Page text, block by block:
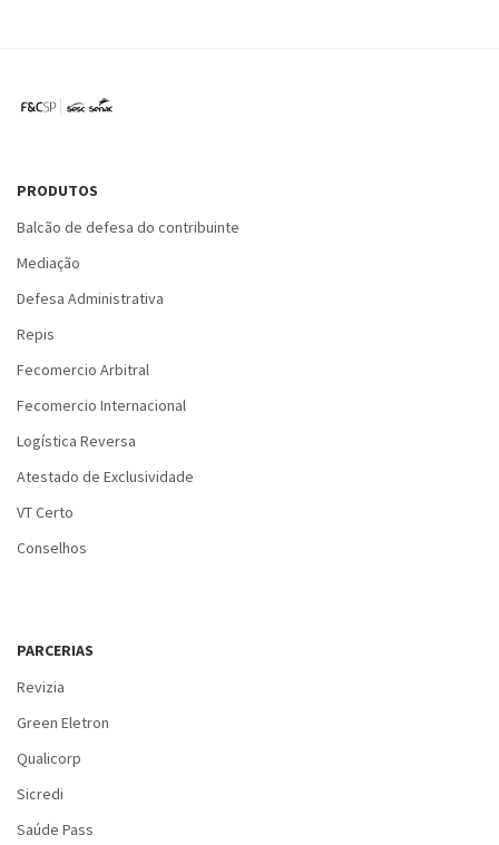
PRODUTOS
Balcão de defesa do contribuinte
Mediação
Defesa Administrativa
Repis
Fecomercio Arbitral
Fecomercio Internacional
Logística Reversa
Atestado de Exclusividade
VT Certo
Conselhos
PARCERIAS
Revizia
Green Eletron
Qualicorp
Sicredi
Saúde Pass